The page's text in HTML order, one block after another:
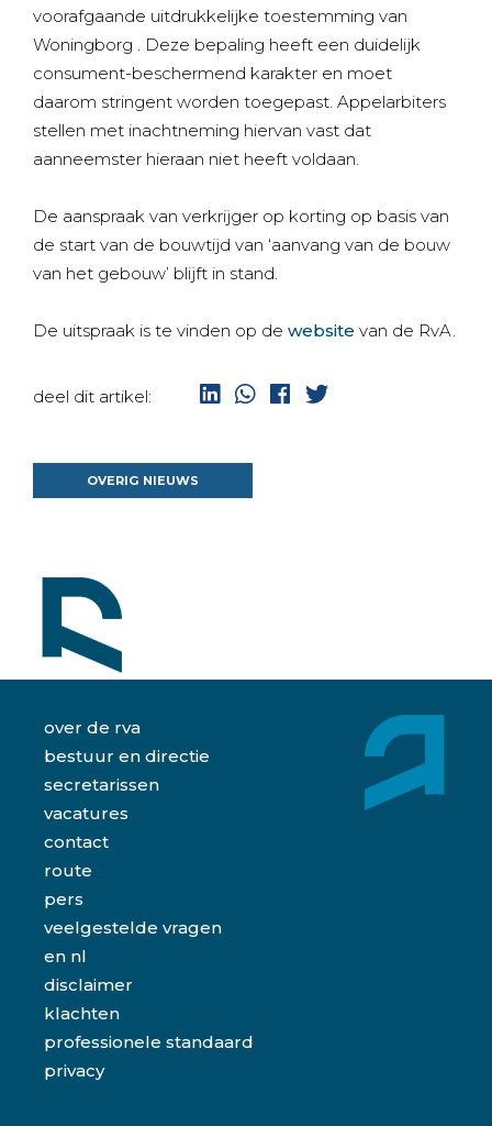
voorafgaande uitdrukkelijke toestemming van
Woningborg . Deze bepaling heeft een duidelijk
consument-beschermend karakter en moet
daarom stringent worden toegepast. Appelarbiters
stellen met inachtneming hiervan vast dat
aanneemster hieraan niet heeft voldaan.
De aanspraak van verkrijger op korting op basis van
de start van de bouwtijd van ‘aanvang van de bouw
van het gebouw’ blijft in stand.
De uitspraak is te vinden op de website van de RvA.
overig nieuws
over de rva
bestuur en directie
secretarissen
vacatures
contact
route
pers
veelgestelde vragen
en nl
disclaimer
klachten
professionele standaard
privacy